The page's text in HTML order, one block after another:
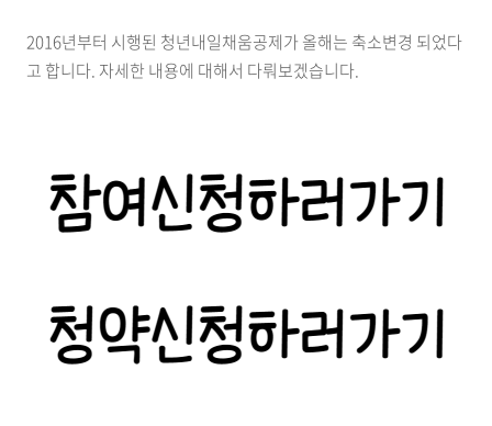
2016년부터 시행된 청년내일채움공제가 올해는 축소변경 되었다
고 합니다. 자세한 내용에 대해서 다뤄보겠습니다.